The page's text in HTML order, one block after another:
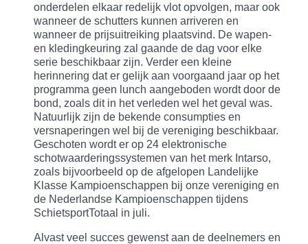
onderdelen elkaar redelijk vlot opvolgen, maar ook
wanneer de schutters kunnen arriveren en
wanneer de prijsuitreiking plaatsvind. De wapen-
en kledingkeuring zal gaande de dag voor elke
serie beschikbaar zijn. Verder een kleine
herinnering dat er gelijk aan voorgaand jaar op het
programma geen lunch aangeboden wordt door de
bond, zoals dit in het verleden wel het geval was.
Natuurlijk zijn de bekende consumpties en
versnaperingen wel bij de vereniging beschikbaar.
Geschoten wordt er op 24 elektronische
schotwaarderingssystemen van het merk Intarso,
zoals bijvoorbeeld op de afgelopen Landelijke
Klasse Kampioenschappen bij onze vereniging en
de Nederlandse Kampioenschappen tijdens
SchietsportTotaal in juli.
Alvast veel succes gewenst aan de deelnemers en